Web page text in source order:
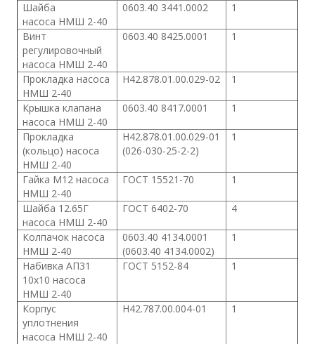
Шайба
насоса НМШ 2-40
0603.40 3441.0002 1
Винт
регулировочный
насоса НМШ 2-40
0603.40 8425.0001 1
Прокладка насоса
НМШ 2-40
Н42.878.01.00.029-02 1
Крышка клапана
насоса НМШ 2-40
0603.40 8417.0001 1
Прокладка
(кольцо) насоса
НМШ 2-40
Н42.878.01.00.029-01
(026-030-25-2-2)
1
Гайка М12 насоса
НМШ 2-40
ГОСТ 15521-70 1
Шайба 12.65Г
насоса НМШ 2-40
ГОСТ 6402-70 4
Колпачок насоса
НМШ 2-40
0603.40 4134.0001
(0603.40 4134.0002)
1
Набивка АП31
10х10 насоса
НМШ 2-40
ГОСТ 5152-84 1
Корпус
уплотнения
насоса НМШ 2-40
Н42.787.00.004-01 1